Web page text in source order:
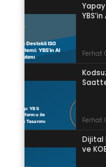
Ferhat
Ferhat
Dijital
ve